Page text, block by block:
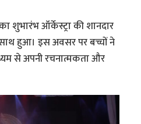
शुभारंभ ऑर्केस्ट्रा की शानदार
हुआ। इस अवसर पर बच्चों ने
से अपनी रचनात्मकता और